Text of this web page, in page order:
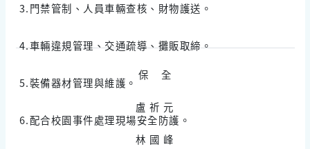
3.門禁管制、人員車輛查核、財物護送。
4.車輛違規管理、交通疏導、攤販取締。
5.裝備器材管理與維護。
6.配合校園事件處理現場安全防護。
保 全
盧 祈 元
林 國 峰